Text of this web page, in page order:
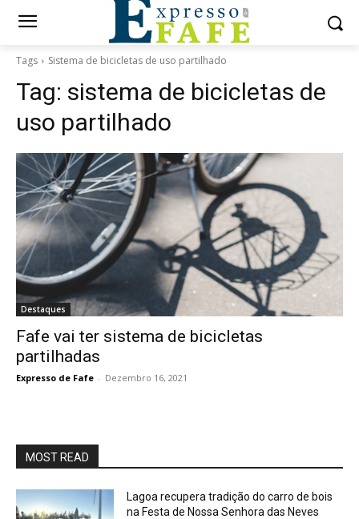
Tags Sistema de bicicletas de uso partilhado
Tag: sistema de bicicletas de
uso partilhado
Destaques
Fafe vai ter sistema de bicicletas
partilhadas
Expresso de Fafe - Dezembro 16, 2021
MOST READ
Lagoa recupera tradição do carro de bois
na Festa de Nossa Senhora das Neves